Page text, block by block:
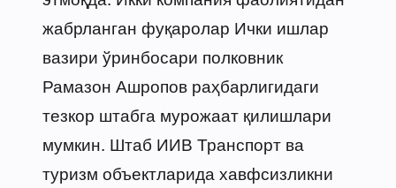
жабрланган фуқаролар Ички ишлар
вазири ўринбосари полковник
Рамазон Ашропов раҳбарлигидаги
тезкор штабга мурожаат қилишлари
мумкин. Штаб ИИВ Транспорт ва
туризм объектларида хавфсизликни